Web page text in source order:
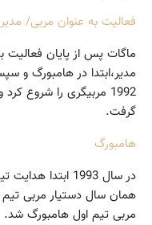
فعالیت به عنوان مربی/ مدیر
ماگات پس از پایان فعالیت
مدیر،‌ابتدا در هامبورگ و
1992 مربیگری را شروع
گرفت.
هامبورگ
در سال 1993
مربی تیم اول هامبورگ شد.